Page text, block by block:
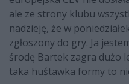
ale ze strony klubu
nadzieję, że w
zgłoszony do gry. Ja
środę Bartek zagra dużo
taka huśtawka formy to